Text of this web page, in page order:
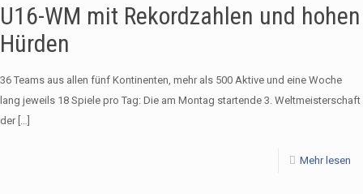
U16-WM mit Rekordzahlen und hohen
Hürden
36 Teams aus allen fünf Kontinenten, mehr als 500 Aktive und eine Woche
lang jeweils 18 Spiele pro Tag: Die am Montag startende 3. Weltmeisterschaft
der[…]
Mehr lesen